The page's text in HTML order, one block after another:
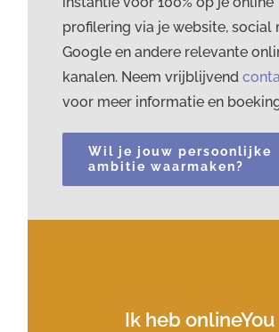
profilering via je website, social
Google en andere relevante
kanalen. Neem vrijblijvend
voor meer informatie en
Wil je jouw persoonlijke
ambitie waarmaken?
Ik heb onlineYou